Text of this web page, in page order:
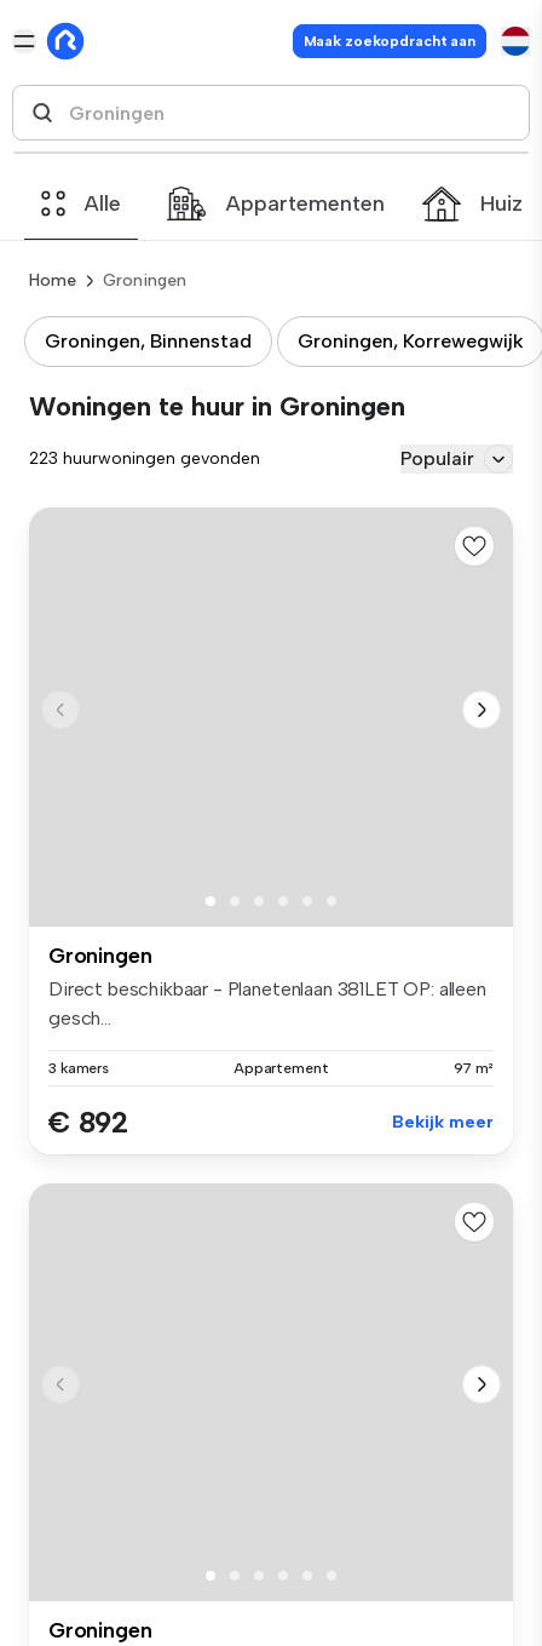
Maak zoekopdracht aan
Alle Appartementen
Home Groningen
Groningen, Binnenstad Groningen, Korrewegwijk
Woningen te huur in Groningen
223 huurwoningen gevonden Populair
Groningen
Direct beschikbaar - Planetenlaan 381LET OP: alleen
gesch...
3 kamers Appartement 97 m²
€ 892 Bekijk meer
Groningen